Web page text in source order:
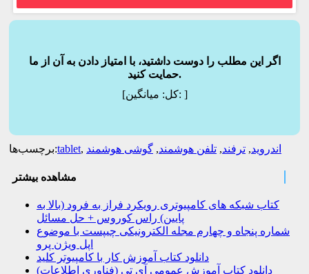
اگر این مطلب را دوست داشتید، با امتیاز دادن به آن از ما
حمایت کنید.
[کل:میانگین: ]
برچسب‌ها:tablet, اندروید, ترفند, تلفن هوشمند, گوشی هوشمند
مشاهده بیشتر
کتاب شبکه های کامپیوتری رویکرد فراز به فرود (بالا به
پایین) راس کوروس + حل مسائل
شماره پنجاه و چهارم مجله الکترونیکی چیپست با موضوع
اپل ویژن پرو
دانلود کتاب آموزش کار با کامپیوتر کلید
دانلود کتاب آموزش عمومی آی تی (فناوری اطلاعات)